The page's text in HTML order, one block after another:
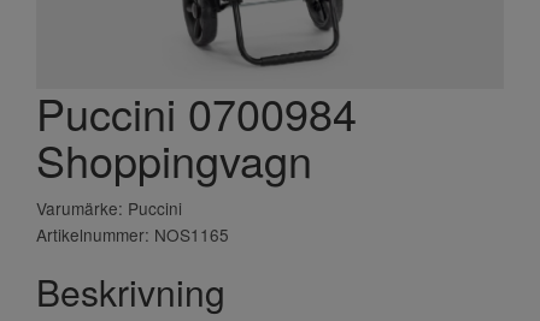
Puccini 0700984
Shoppingvagn
Varumärke: Puccini
Artikelnummer: NOS1165
Beskrivning